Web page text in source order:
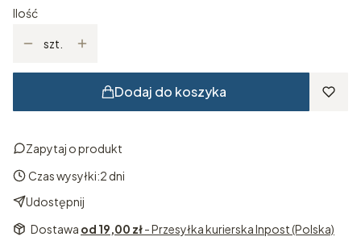
Ilość
szt.
Dodaj do koszyka
Zapytaj o produkt
Czas wysyłki:2 dni
Udostępnij
Dostawa od 19,00 zł- Przesyłka kurierska Inpost (Polska)